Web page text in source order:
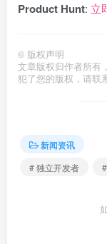
Product Hunt: 立
© 版权声明
文章版权归作者所有
犯了您的版权，请联
新闻资讯
# 独立开发者